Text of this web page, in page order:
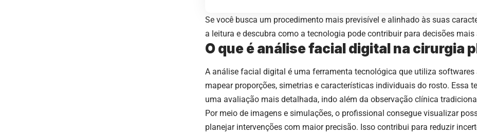
Se você busca um procedimento mais previsível e alinhado às suas
a leitura e descubra como a tecnologia pode contribuir para decisões mais
O que é análise facial digital na cirurgia
A análise facial digital é uma ferramenta tecnológica que utiliza softwares
mapear proporções, simetrias e características individuais do rosto. Essa
uma avaliação mais detalhada, indo além da observação clínica
Por meio de imagens e simulações, o profissional consegue visualizar
planejar intervenções com maior precisão. Isso contribui para reduzir